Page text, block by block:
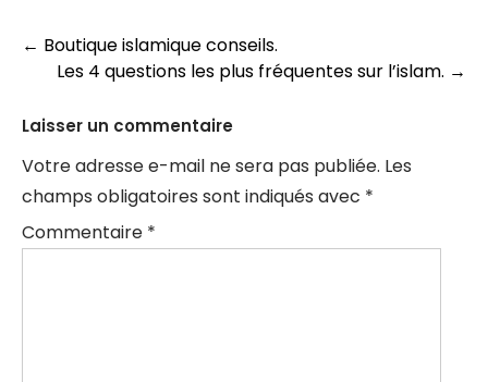
Navigation
des
articles
← Boutique islamique conseils.
Les 4 questions les plus fréquentes sur l’islam. →
Laisser un commentaire
Votre adresse e-mail ne sera pas publiée. Les
champs obligatoires sont indiqués avec *
Commentaire *